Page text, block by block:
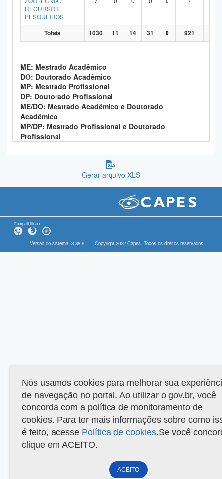
RECURSOS
PESQUEIROS
Totais 1030 11 14 31 0 921
ME: Mestrado Acadêmico
DO: Doutorado Acadêmico
MP: Mestrado Profissional
DP: Doutorado Profissional
ME/DO: Mestrado Acadêmico e Doutorado
Acadêmico
MP/DP: Mestrado Profissional e Doutorado
Profissional
Gerar arquivo XLS
Compatibilidade
Versão do sistema: 3.88.9 Copyright 2022 Capes. Todos os direitos reservados.
Nós usamos cookies para melhorar sua
de navegação no portal. Ao utilizar o gov.br, você
concorda com a política de monitoramento de
cookies. Para ter mais informações sobre como
é feito, acesse Política de cookies.Se você
clique em ACEITO.
ACEITO